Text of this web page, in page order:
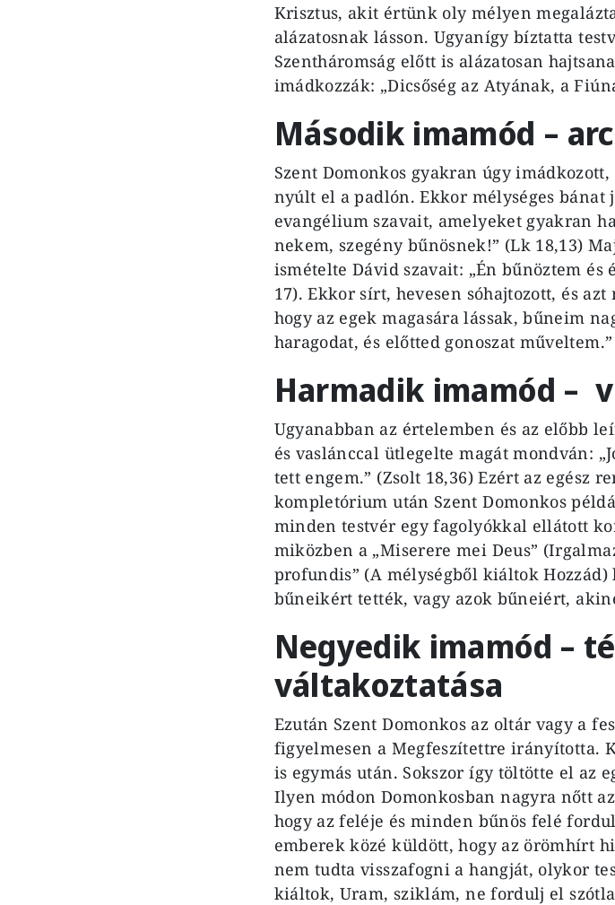
Krisztus, akit értünk oly mélyen
alázatosnak lásson. Ugyanígy bíztatta
Szentháromság előtt is alázatosan
imádkozzák: „Dicsőség az Atyának, a
Második imamód –
Szent Domonkos gyakran úgy
nyúlt el a padlón. Ekkor mélységes bánat
evangélium szavait, amelyeket gyakran
nekem, szegény bűnösnek!” (Lk 18,13)
ismételte Dávid szavait: „Én bűnöztem és
17). Ekkor sírt, hevesen sóhajtozott, és
hogy az egek magasára lássak, bűneim
haragodat, és előtted gonoszat műveltem.”
Harmadik imamód –
Ugyanabban az értelemben és az előbb
és vaslánccal ütlegelte magát mondván:
tett engem.” (Zsolt 18,36) Ezért az egész
kompletórium után Szent Domonkos
minden testvér egy fagolyókkal ellátott
miközben a „Miserere mei Deus”
profundis” (A mélységből kiáltok
bűneikért tették, vagy azok bűneiért,
Negyedik imamód –
váltakoztatása
Ezután Szent Domonkos az oltár vagy a
figyelmesen a Megfeszítettre irányította.
is egymás után. Sokszor így töltötte el az
Ilyen módon Domonkosban nagyra nőtt
hogy az feléje és minden bűnös felé
emberek közé küldött, hogy az örömhírt
nem tudta visszafogni a hangját, olykor
kiáltok, Uram, sziklám, ne fordulj el